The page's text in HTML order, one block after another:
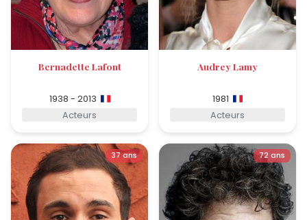
Bernadette Lafont
1938 - 2013
Acteurs
Audrey Lamy
1981
Acteurs
37 ans 72 ans